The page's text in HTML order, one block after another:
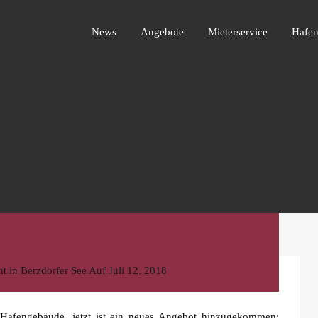
Angebote Mieterservice
News Angebote Mieterservice
in Berzdorfer See Auf Juli 12, 2018